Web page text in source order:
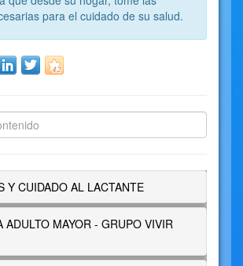
para el cuidado de su salud.
Y CUIDADO AL LACTANTE
ADULTO MAYOR - GRUPO VIVIR